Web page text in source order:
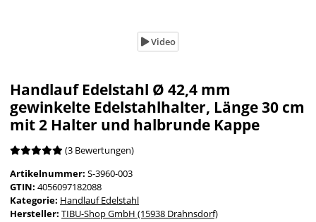
Video
Handlauf Edelstahl Ø 42,4 mm
gewinkelte Edelstahlhalter, Länge 30 cm
mit 2 Halter und halbrunde Kappe
(3 Bewertungen)
Artikelnummer: S-3960-003
GTIN: 4056097182088
Kategorie: Handlauf Edelstahl
Hersteller: TIBU-Shop GmbH (15938 Drahnsdorf)